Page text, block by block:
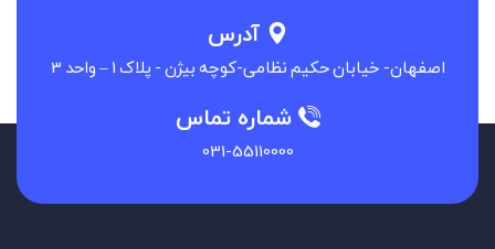
میزبانی وب
آدرس
اصفهان- خیابان حکیم نظامی-کوچه بیژن - پلاک 1 – واحد 3
شماره تماس
031-55110000